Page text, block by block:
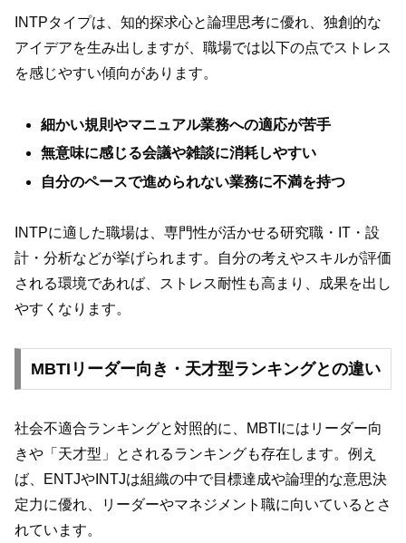
INTPタイプは、知的探求心と論理思考に優れ、独創的な
アイデアを生み出しますが、職場では以下の点でストレス
を感じやすい傾向があります。
細かい規則やマニュアル業務への適応が苦手
無意味に感じる会議や雑談に消耗しやすい
自分のペースで進められない業務に不満を持つ
INTPに適した職場は、専門性が活かせる研究職・IT・設
計・分析などが挙げられます。自分の考えやスキルが評価
される環境であれば、ストレス耐性も高まり、成果を出し
やすくなります。
MBTIリーダー向き・天才型ランキングとの違い
社会不適合ランキングと対照的に、MBTIにはリーダー向
きや「天才型」とされるランキングも存在します。例え
ば、ENTJやINTJは組織の中で目標達成や論理的な意思決
定力に優れ、リーダーやマネジメント職に向いているとさ
れています。